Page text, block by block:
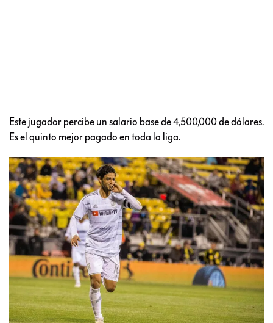
Este jugador percibe un salario base de 4,500,000 de dólares.
Es el quinto mejor pagado en toda la liga.